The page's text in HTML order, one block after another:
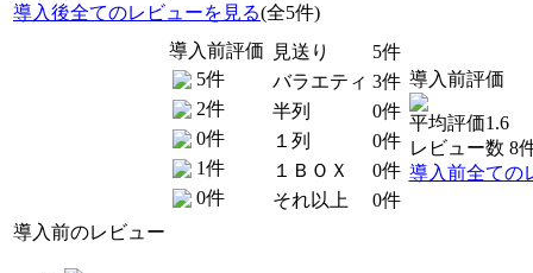
導入後全てのレビューを見る(全5件)
導入前評価
5件
2件
0件
1件
0件
見送り
5件
バラエティ 3件
半列
0件
１列
0件
１ＢＯＸ
0件
それ以上
0件
導入前評価
平均評価1.6
レビュー数 8
導入前全ての
導入前のレビュー